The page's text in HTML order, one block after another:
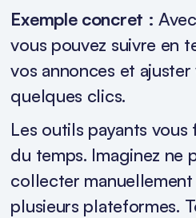
Exemple concret :
vous pouvez suivre en
vos annonces et
quelques clics.
Les outils payants
du temps. Imaginez ne
collecter
plusieurs plateformes.